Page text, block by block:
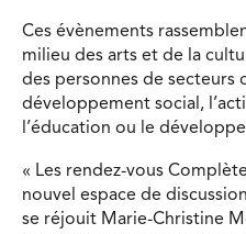
Ces évènements
milieu des arts et de la
des personnes de secteurs
développement social,
l’éducation ou le
« Les rendez-vous
nouvel espace de
se réjouit Marie-Christine